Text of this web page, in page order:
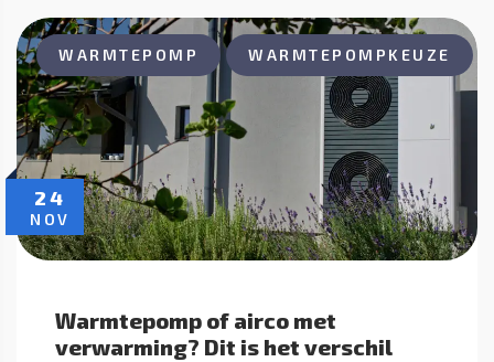
24
NOV
WARMTEPOMP WARMTEPOMPKEUZE
Warmtepomp of airco met
verwarming? Dit is het verschil